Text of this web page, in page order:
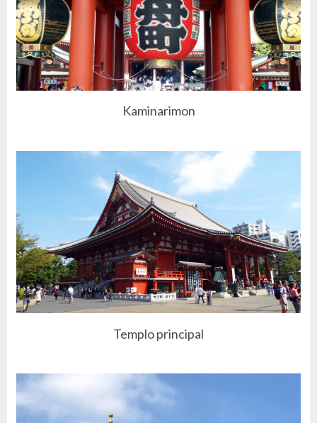
Kaminarimon
Templo principal